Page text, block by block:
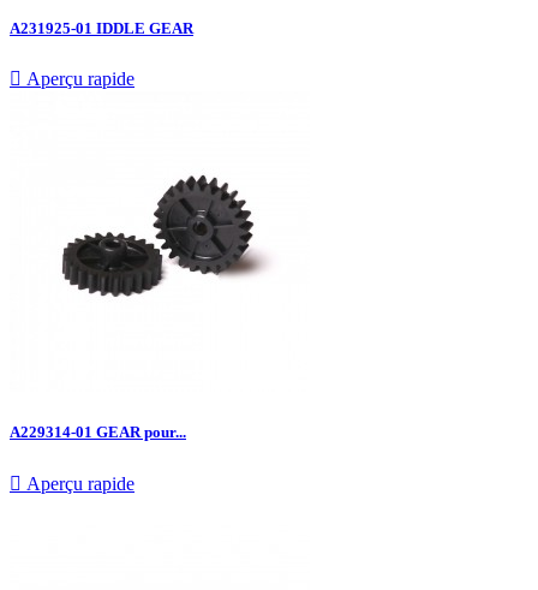
A231925-01 IDDLE GEAR
 Aperçu rapide
A229314-01 GEAR pour...
 Aperçu rapide